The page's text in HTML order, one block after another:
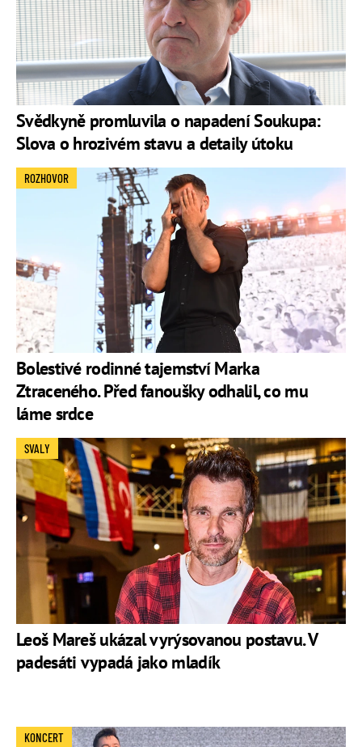
Svědkyně promluvila o napadení Soukupa:
Slova o hrozivém stavu a detaily útoku
Bolestivé rodinné tajemství Marka
Ztraceného. Před fanoušky odhalil, co mu
láme srdce
ROZHOVOR
Leoš Mareš ukázal vyrýsovanou postavu. V
padesáti vypadá jako mladík
SVALY
KONCERT